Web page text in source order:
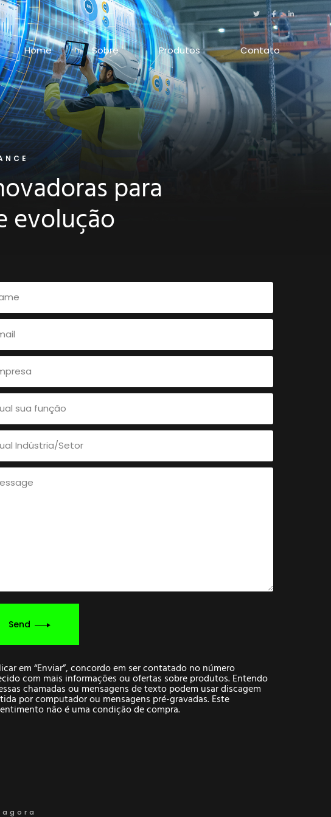
Home Sobre Produtos Contato
para
evolução
Send
em “Enviar”, concordo em ser contatado no número
com mais informações ou ofertas sobre produtos. Entendo
chamadas ou mensagens de texto podem usar discagem
por computador ou mensagens pré-gravadas. Este
não é uma condição de compra.